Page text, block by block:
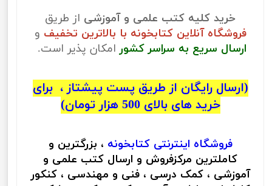
خرید کلیه کتب علمی و آموزشی از طریق
فروشگاه آنلاین کتابخونه با بالاترین تخفیف و
ارسال سریع به سراسر کشور امکان پذیر است.
(ارسال رایگان از طریق پست پیشتاز ، برای
خرید های بالای 500 هزار تومان)
فروشگاه اینترنتی کتابخونه ، بزرگترین و
کاملترین مرکزفروش و ارسال کتب علمی و
آموزشی ، کمک درسی ، فنی و مهندسی ، کنکور